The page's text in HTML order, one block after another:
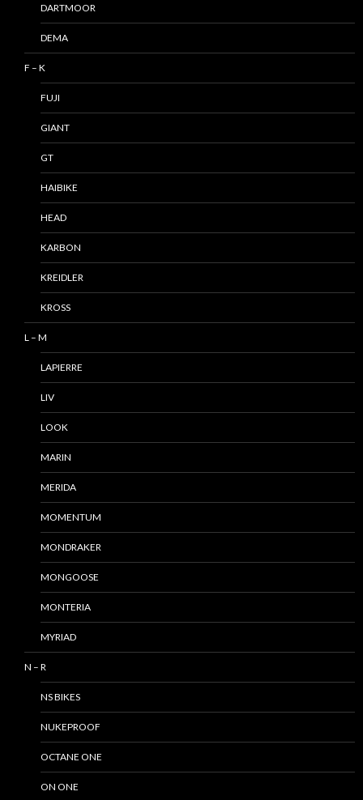
DARTMOOR
DEMA
F – K
FUJI
GIANT
GT
HAIBIKE
HEAD
KARBON
KREIDLER
KROSS
L – M
LAPIERRE
LIV
LOOK
MARIN
MERIDA
MOMENTUM
MONDRAKER
MONGOOSE
MONTERIA
MYRIAD
N – R
NS BIKES
NUKEPROOF
OCTANE ONE
ON ONE